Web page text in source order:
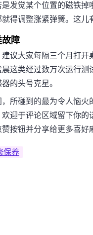
发觉某个位置的磁铁
得调整涨紧弹簧。这儿
故障
议大家每隔三个月打
这类经过数万次运行
的头号克星。
所碰到的最为令人恼
迎于评论区域留下你
按钮并分享给更多喜好
保养